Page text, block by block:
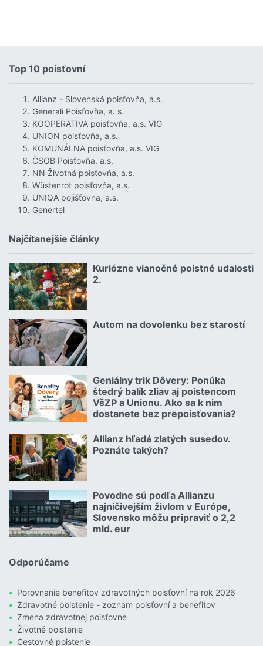
Top 10 poisťovní
Allianz - Slovenská poisťovňa, a.s.
Generali Poisťovňa, a. s.
KOOPERATIVA poisťovňa, a.s. VIG
UNION poisťovňa, a.s.
KOMUNÁLNA poisťovňa, a.s. VIG
ČSOB Poisťovňa, a.s.
NN Životná poisťovňa, a.s.
Wüstenrot poisťovňa, a.s.
UNIQA pojišťovna, a.s.
Genertel
Najčítanejšie články
Kuriózne vianočné poistné udalosti
2.
18.12.2024 | | redakcia
Autom na dovolenku bez starostí
02.07.2026 |
Geniálny trik Dôvery: Ponúka
štedrý balík zliav aj poistencom
VšZP a Unionu. Ako sa k nim
dostanete bez prepoisťovania?
06.07.2026 | | redakcia
Allianz hľadá zlatých susedov.
Poznáte takých?
08.07.2026 |
Povodne sú podľa Allianzu
najničivejším živlom v Európe,
Slovensko môžu pripraviť o 2,2
mld. eur
23.07.2026 |
Odporúčame
Porovnanie benefitov zdravotných poisťovní na rok 2026
Zdravotné poistenie - zoznam poisťovní a benefitov
Zmena zdravotnej poisťovne
Životné poistenie
Cestovné poistenie